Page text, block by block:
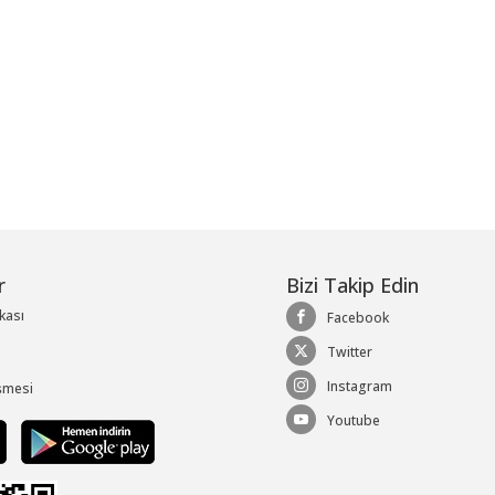
Bizi Takip Edin
Facebook
Twitter
Instagram
Youtube